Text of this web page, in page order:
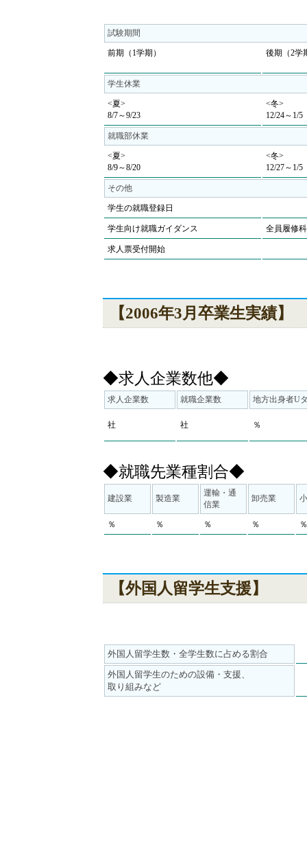
試験期間
前期（1学期） 後期（2学
学生休業
<夏>
8/7～9/23
<冬>
12/24～1/5
就職部休業
<夏>
8/9～8/20
<冬>
12/27～1/5
その他
学生の就職登録日
学生向け就職ガイダンス 全員履修
求人票受付開始
【2006年3月卒業生実績】
◆求人企業数他◆
求人企業数 就職企業数 地方出身者U
社 社 ％
◆就職先業種割合◆
建設業 製造業
運輸・通
信業
卸売業
％ ％ ％ ％ ％
【外国人留学生支援】
外国人留学生数・全学生数に占める割合
外国人留学生のための設備・支援、
取り組みなど